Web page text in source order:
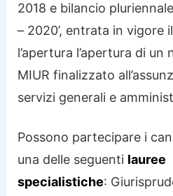
2018 e bilancio
– 2020’, entrata in vigore il
l’apertura l’apertura di
MIUR finalizzato
servizi generali e
Possono partecipare i
una delle seguenti lauree
specialistiche: